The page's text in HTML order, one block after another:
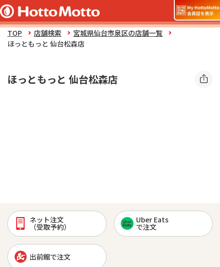
TOP 店舗検索
宮城県仙台市泉区の店舗一覧
ほっともっと 仙台松森店
ほっともっと 仙台松森店
ネット注文
（受取予約）
Uber Eats
で注文
出前館で注文